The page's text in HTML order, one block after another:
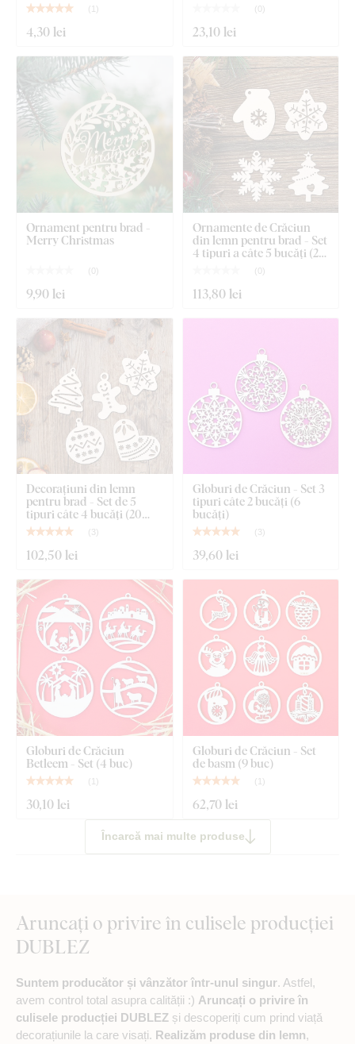
( 1 )
4,30 lei
( 0)
23,10 lei
Ornament pentru brad -
Merry Christmas
( 0)
9,90 lei
Ornamente de Crăciun
din lemn pentru brad - Set
4 tipuri a câte 5 bucăți (20
( 0)
113,80 lei
Decorațiuni din lemn
pentru brad - Set de 5
tipuri câte 4 bucăți (20
bucăți)
( 3)
102,50 lei
Globuri de Crăciun - Set 3
tipuri câte 2 bucăți (6
bucăți)
( 3)
39,60 lei
Globuri de Crăciun
Betleem - Set (4 buc)
( 1 )
30,10 lei
Globuri de Crăciun - Set
de basm (9 buc)
( 1 )
62,70 lei
Încarcă mai multe produse
Aruncați o privire în culisele producției
DUBLEZ
Suntem producător și vânzător într-unul singur. Astfel,
avem control total asupra calității :) Aruncați o privire în
culisele producției DUBLEZ și descoperiți cum prind viață
decorațiunile la care visați. Realizăm produse din lemn,